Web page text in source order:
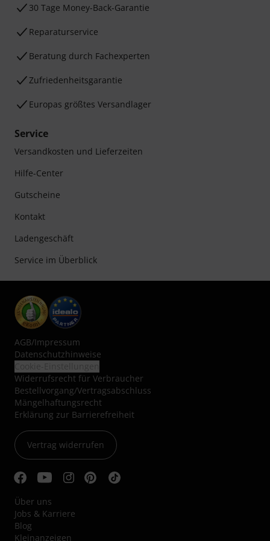
30 Tage Money-Back-Garantie
Reparaturservice
Beratung durch Fachexperten
Zufriedenheitsgarantie
Europas größtes Versandlager
Service
Versandkosten und Lieferzeiten
Hilfe-Center
Gutscheine
Kontakt
Ladengeschäft
Service im Überblick
AGB/Impressum
Datenschutzhinweise
Widerrufsrecht für Verbraucher
Bestellvorgang/Vertragsabschluss
Mängelhaftungsrecht
Erklärung zur Barrierefreiheit
Vertrag widerrufen
Über uns
Jobs & Karriere
Blog
Kleinanzeigen